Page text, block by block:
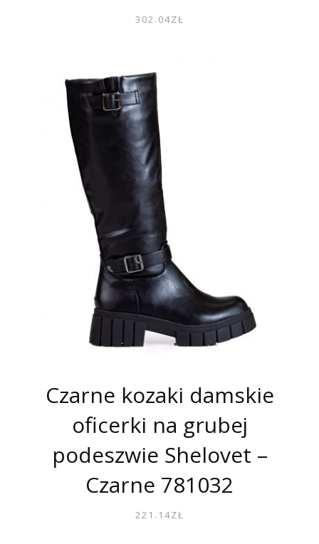
302.04ZŁ
Czarne kozaki damskie
oficerki na grubej
podeszwie Shelovet –
Czarne 781032
221.14ZŁ